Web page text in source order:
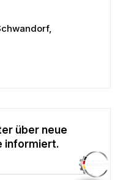
über neue
informiert.